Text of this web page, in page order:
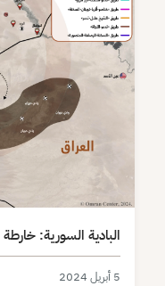
البادية السورية:
5 أبريل 2024